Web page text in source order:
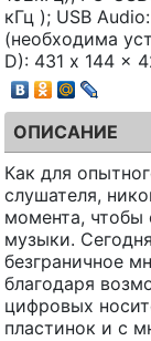
кГц ); USB
(необходима
D): 431 x 144 x
ОПИСАНИЕ
Как для
слушателя,
момента, чтобы
музыки.
безграничное
благодаря
цифровых
пластинок и с